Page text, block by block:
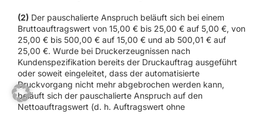
(2) Der pauschalierte Anspruch beläuft sich bei einem
Bruttoauftragswert von 15,00 € bis 25,00 € auf 5,00 €, von
25,00 € bis 500,00 € auf 15,00 € und ab 500,01 € auf
25,00 €. Wurde bei Druckerzeugnissen nach
Kundenspezifikation bereits der Druckauftrag ausgeführt
oder soweit eingeleitet, dass der automatisierte
Druckvorgang nicht mehr abgebrochen werden kann,
beläuft sich der pauschalierte Anspruch auf den
Nettoauftragswert (d. h. Auftragswert ohne